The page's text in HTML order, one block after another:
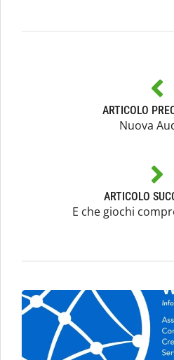
ARTICOLO
Nuova
ARTICOLO
E che giochi